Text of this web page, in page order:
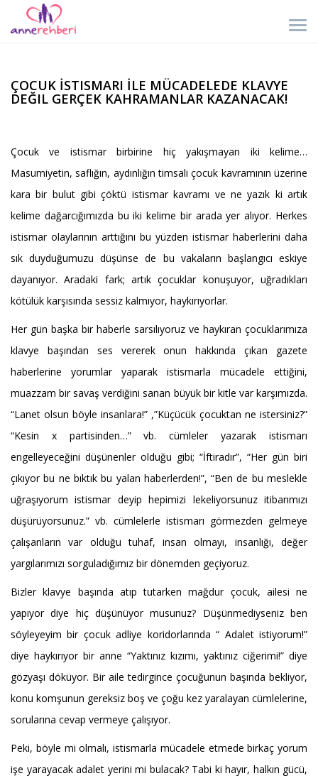
ÇOCUK İSTISMARI İLE MÜCADELEDE KLAVYE
DEĞIL GERÇEK KAHRAMANLAR KAZANACAK!
Çocuk ve istismar birbirine hiç yakışmayan iki kelime…
Masumiyetin, saflığın, aydınlığın timsali çocuk kavramının üzerine
kara bir bulut gibi çöktü istismar kavramı ve ne yazık ki artık
kelime dağarcığımızda bu iki kelime bir arada yer alıyor. Herkes
istismar olaylarının arttığını bu yüzden istismar haberlerini daha
sık duyduğumuzu düşünse de bu vakaların başlangıcı eskiye
dayanıyor. Aradaki fark; artık çocuklar konuşuyor, uğradıkları
kötülük karşısında sessiz kalmıyor, haykırıyorlar.
Her gün başka bir haberle sarsılıyoruz ve haykıran çocuklarımıza
klavye başından ses vererek onun hakkında çıkan gazete
haberlerine yorumlar yaparak istismarla mücadele ettiğini,
muazzam bir savaş verdiğini sanan büyük bir kitle var karşımızda.
“Lanet olsun böyle insanlara!” ,”Küçücük çocuktan ne istersiniz?”
“Kesin x partisinden…” vb. cümleler yazarak istismarı
engelleyeceğini düşünenler olduğu gibi; “İftiradır”, “Her gün biri
çıkıyor bu ne bıktık bu yalan haberlerden!”, “Ben de bu meslekle
uğraşıyorum istismar deyip hepimizi lekeliyorsunuz itibarımızı
düşürüyorsunuz.” vb. cümlelerle istismarı görmezden gelmeye
çalışanların var olduğu tuhaf, insan olmayı, insanlığı, değer
yargılarımızı sorguladığımız bir dönemden geçiyoruz.
Bizler klavye başında atıp tutarken mağdur çocuk, ailesi ne
yapıyor diye hiç düşünüyor musunuz? Düşünmediyseniz ben
söyleyeyim bir çocuk adliye koridorlarında “ Adalet istiyorum!”
diye haykırıyor bir anne “Yaktınız kızımı, yaktınız ciğerimi!” diye
gözyaşı döküyor. Bir aile tedirgince çocuğunun başında bekliyor,
konu komşunun gereksiz boş ve çoğu kez yaralayan cümlelerine,
sorularına cevap vermeye çalışıyor.
Peki, böyle mi olmalı, istismarla mücadele etmede birkaç yorum
işe yarayacak adalet yerini mi bulacak? Tabi ki hayır, halkın gücü,